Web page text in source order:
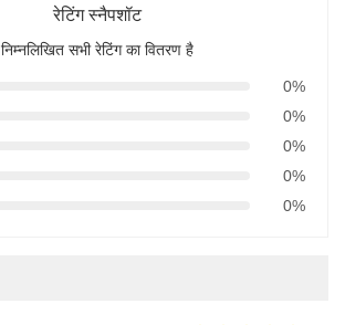
रेटिंग स्नैपशॉट
निम्नलिखित सभी रेटिंग का वितरण है
0%
0%
0%
0%
0%